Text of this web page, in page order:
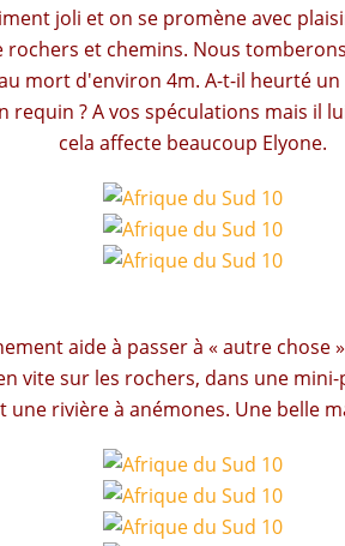
joli et on se promène avec
et chemins. Nous
mort d'environ 4m. A-t-il heurté un
requin ? A vos spéculations mais il
cela affecte beaucoup Elyone.
aide à passer à « autre chose
vite sur les rochers, dans une
une rivière à anémones. Une belle